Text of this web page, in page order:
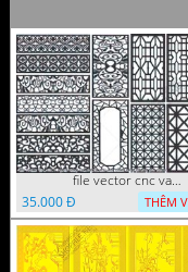
file vector cnc vach ngan hang rao decor dac sac chua tung phung phi
35.000 Đ
THÊM